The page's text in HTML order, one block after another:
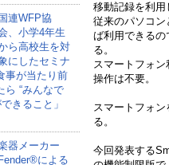
国連WFP協
、小学4年生
ら高校生を対
にしたセミナ
事が当たり前
ら “みんなで
きること」
器メーカー
Fender®による
移動記録を利用
従来のパソコ
ば利用できるの
る。
スマートフォ
操作は不要。
スマートフォ
る。
今回発表する